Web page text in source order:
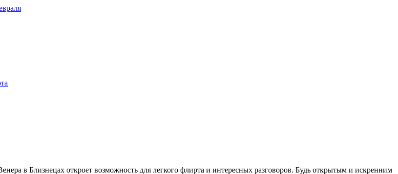
в Близнецах откроет возможность для легкого флирта и интересных разговоров. Будь открытым и искренним